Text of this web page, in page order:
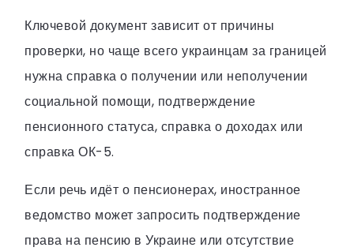
Ключевой документ зависит от причины
проверки, но чаще всего украинцам за границей
нужна справка о получении или неполучении
социальной помощи, подтверждение
пенсионного статуса, справка о доходах или
справка ОК-5.
Если речь идёт о пенсионерах, иностранное
ведомство может запросить подтверждение
права на пенсию в Украине или отсутствие